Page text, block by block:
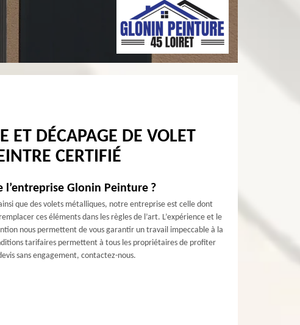
ET DÉCAPAGE DE VOLET
CERTIFIÉ
Glonin Peinture ?
que des volets métalliques, notre entreprise est celle dont
ces éléments dans les règles de l’art. L’expérience et le
nous permettent de vous garantir un travail impeccable à la
tarifaires permettent à tous les propriétaires de profiter
sans engagement, contactez-nous.